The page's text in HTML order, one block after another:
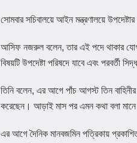
সোমবার সচিবালয়ে আইন মন্ত্রণালয়ে
আসিফ নজরুল বলেন, তার এই পদে থাকার
বিষয়টি উপদেষ্টা পরিষদে যাবে এবং পরবর্তী
তিনি বলেন, এর আগে পাঁচ আগস্ট তিন বাহিনীর
করেছেন। আড়াই মাস পর এমন কথা বলা মানে
এর আগে দৈনিক মানবজমিন পত্রিকায় প্রকাশিত